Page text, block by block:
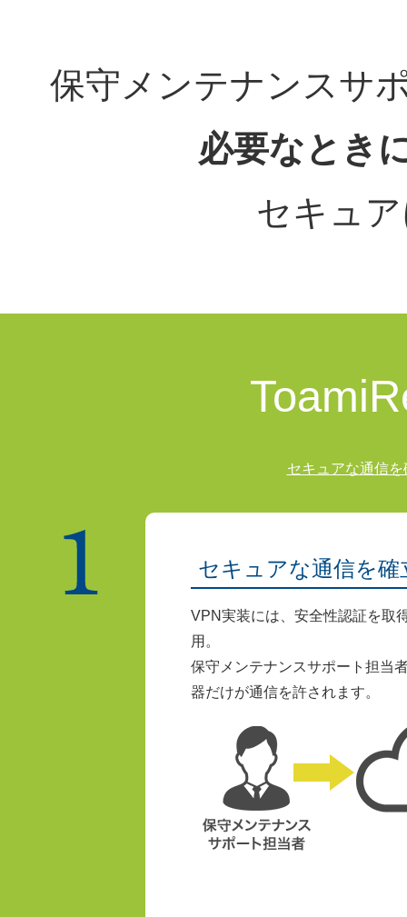
保守メンテナンスサ
必要なとき
セキュ
セキュアな通信を
セキュアな通信を確
VPN実装には、安全性認証を取
用。
保守メンテナンスサポート担当
器だけが通信を許されます。